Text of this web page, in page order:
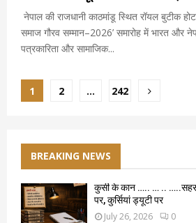
नेपाल की राजधानी काठमांडू स्थित रॉयल बुटीक
समाज गौरव सम्मान–2026’ समारोह में भारत और
पत्रकारिता और सामाजिक...
Posts
1 2 … 242
BREAKING NEWS
कुर्सी के कान ….. … ..
पर, कुर्सियां ड्यूटी पर
July 26, 2026 0